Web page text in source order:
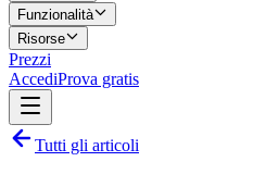
Funzionalità
Risorse
Prezzi
AccediProva gratis
Tutti gli articoli